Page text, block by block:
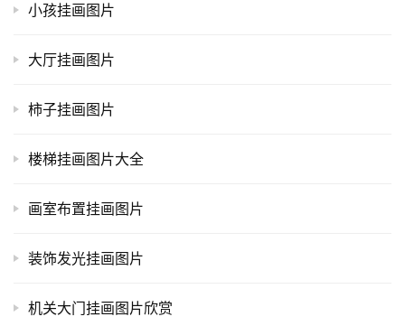
小孩挂画图片
大厅挂画图片
柿子挂画图片
楼梯挂画图片大全
画室布置挂画图片
装饰发光挂画图片
机关大门挂画图片欣赏